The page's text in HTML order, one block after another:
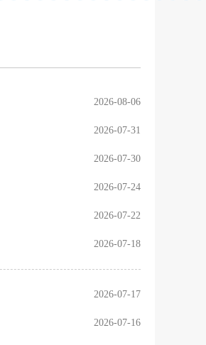
2026-08-06
2026-07-31
2026-07-30
2026-07-24
2026-07-22
2026-07-18
2026-07-17
2026-07-16